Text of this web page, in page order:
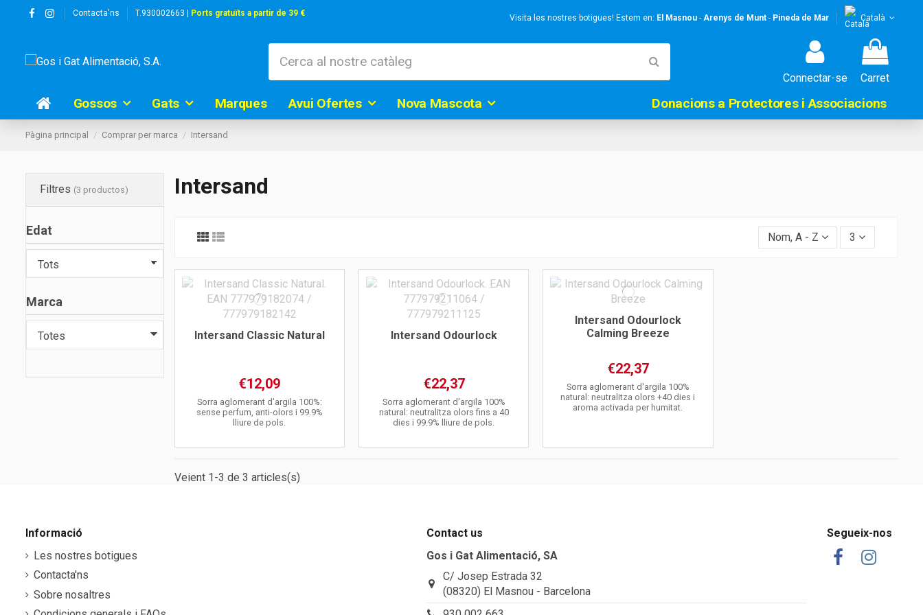
Contacta'ns T.930002663 | Ports gratuïts a partir de 39 €
Visita les nostres botigues! Estem en: El Masnou- Arenys de Munt- Pineda de Mar Català
Connectar-se Carret
Gossos Gats Marques Avui Ofertes Nova Mascota Donacions a Protectores i Associacions
Pàgina principal Comprar per marca Intersand
Intersand
Nom, A - Z 3
Intersand Classic Natural
€12,09
Sorra aglomerant d'argila 100%:
sense perfum, anti-olors i 99.9%
lliure de pols.
Intersand Odourlock
€22,37
Sorra aglomerant d'argila 100%
natural: neutralitza olors fins a 40
dies i 99.9% lliure de pols.
Intersand Odourlock
Calming Breeze
€22,37
Sorra aglomerant d'argila 100%
natural: neutralitza olors +40 dies i
aroma activada per humitat.
Veient 1-3 de 3 articles(s)
Filtres (3 productos)
Edat
Marca
Informació
Les nostres botigues
Contacta'ns
Sobre nosaltres
Contact us
Gos i Gat Alimentació, SA
C/ Josep Estrada 32
(08320) El Masnou - Barcelona
Segueix-nos